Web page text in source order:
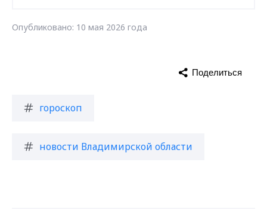
Опубликовано: 10 мая 2026 года
гороскоп
новости Владимирской области
Поделиться